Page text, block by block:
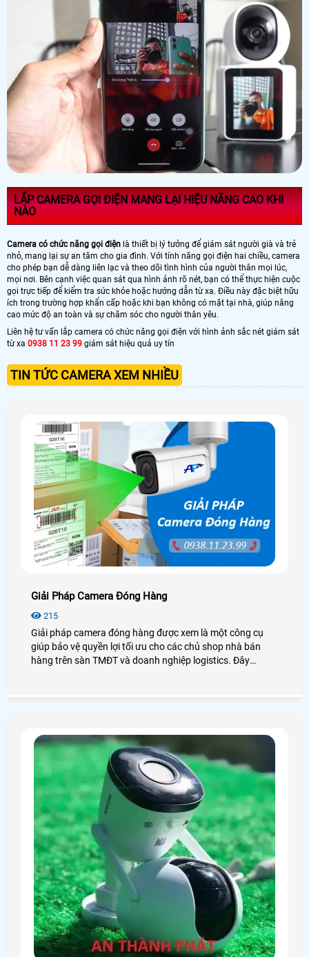
LẮP CAMERA GỌI ĐIỆN MANG LẠI HIỆU NĂNG CAO KHI
NÀO
Camera có chức năng gọi điện là thiết bị lý tưởng để giám sát người già và trẻ
nhỏ, mang lại sự an tâm cho gia đình. Với tính năng gọi điện hai chiều, camera
cho phép bạn dễ dàng liên lạc và theo dõi tình hình của người thân mọi lúc,
mọi nơi. Bên cạnh việc quan sát qua hình ảnh rõ nét, bạn có thể thực hiện cuộc
gọi trực tiếp để kiểm tra sức khỏe hoặc hướng dẫn từ xa. Điều này đặc biệt hữu
ích trong trường hợp khẩn cấp hoặc khi bạn không có mặt tại nhà, giúp nâng
cao mức độ an toàn và sự chăm sóc cho người thân yêu.
Liên hệ tư vấn lắp camera có chức năng gọi điện với hình ảnh sắc nét giám sát
từ xa 0938 11 23 99 giám sát hiệu quả uy tín
TIN TỨC CAMERA XEM NHIỀU
Giải Pháp Camera Đóng Hàng
215
Giải pháp camera đóng hàng được xem là một công cụ
giúp bảo vệ quyền lợi tối ưu cho các chủ shop nhà bán
hàng trên sàn TMĐT và doanh nghiệp logistics. Đây